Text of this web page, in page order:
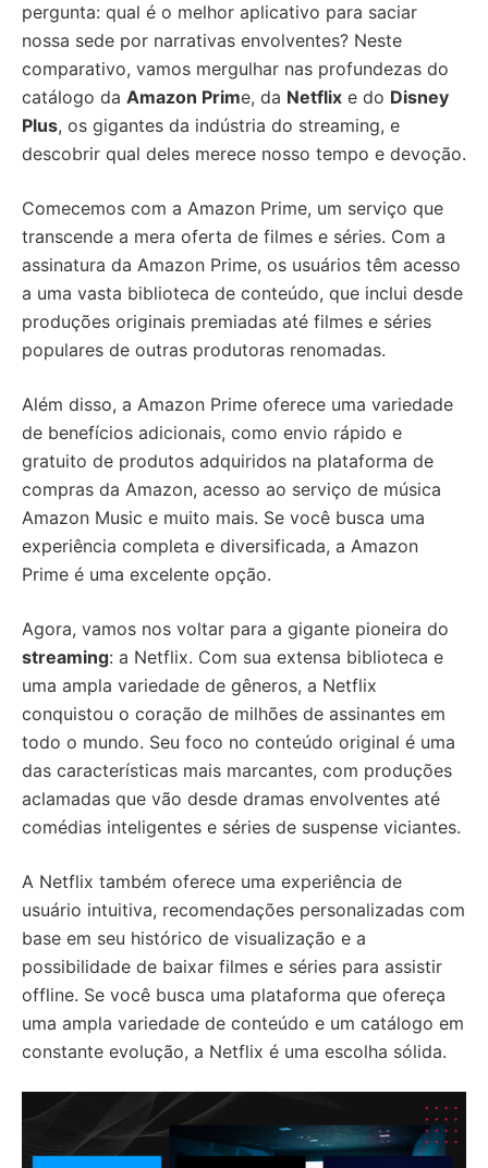
pergunta: qual é o melhor aplicativo para saciar
nossa sede por narrativas envolventes? Neste
comparativo, vamos mergulhar nas profundezas do
catálogo da Amazon Prime, da Netflix e do Disney
Plus, os gigantes da indústria do streaming, e
descobrir qual deles merece nosso tempo e devoção.
Comecemos com a Amazon Prime, um serviço que
transcende a mera oferta de filmes e séries. Com a
assinatura da Amazon Prime, os usuários têm acesso
a uma vasta biblioteca de conteúdo, que inclui desde
produções originais premiadas até filmes e séries
populares de outras produtoras renomadas.
Além disso, a Amazon Prime oferece uma variedade
de benefícios adicionais, como envio rápido e
gratuito de produtos adquiridos na plataforma de
compras da Amazon, acesso ao serviço de música
Amazon Music e muito mais. Se você busca uma
experiência completa e diversificada, a Amazon
Prime é uma excelente opção.
Agora, vamos nos voltar para a gigante pioneira do
streaming: a Netflix. Com sua extensa biblioteca e
uma ampla variedade de gêneros, a Netflix
conquistou o coração de milhões de assinantes em
todo o mundo. Seu foco no conteúdo original é uma
das características mais marcantes, com produções
aclamadas que vão desde dramas envolventes até
comédias inteligentes e séries de suspense viciantes.
A Netflix também oferece uma experiência de
usuário intuitiva, recomendações personalizadas com
base em seu histórico de visualização e a
possibilidade de baixar filmes e séries para assistir
offline. Se você busca uma plataforma que ofereça
uma ampla variedade de conteúdo e um catálogo em
constante evolução, a Netflix é uma escolha sólida.